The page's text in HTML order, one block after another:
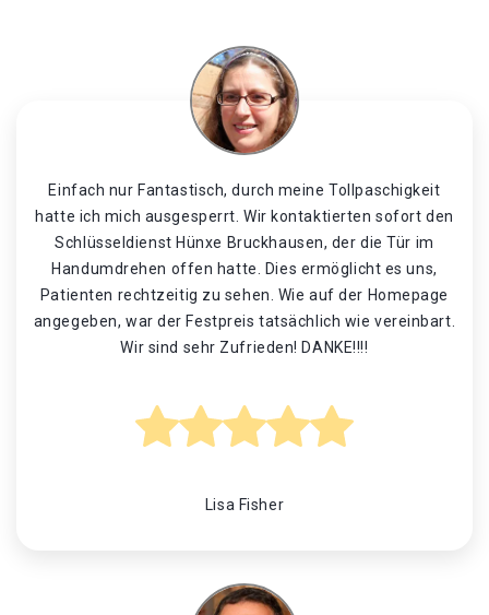
Einfach nur Fantastisch, durch meine Tollpaschigkeit
hatte ich mich ausgesperrt. Wir kontaktierten sofort den
Schlüsseldienst Hünxe Bruckhausen, der die Tür im
Handumdrehen offen hatte. Dies ermöglicht es uns,
Patienten rechtzeitig zu sehen. Wie auf der Homepage
angegeben, war der Festpreis tatsächlich wie vereinbart.
Wir sind sehr Zufrieden! DANKE!!!!
Lisa Fisher